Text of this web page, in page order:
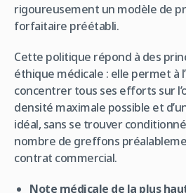
rigoureusement un modèle de
forfaitaire préétabli.
Cette politique répond à des
éthique médicale : elle permet à
concentrer tous ses efforts sur
densité maximale possible et
idéal, sans se trouver
nombre de greffons
contrat commercial.
Note médicale de la plus